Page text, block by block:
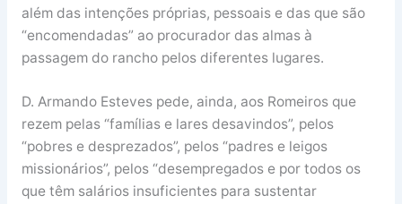
além das intenções próprias, pessoais e das que são
“encomendadas” ao procurador das almas à
passagem do rancho pelos diferentes lugares.
D. Armando Esteves pede, ainda, aos Romeiros que
rezem pelas “famílias e lares desavindos”, pelos
“pobres e desprezados”, pelos “padres e leigos
missionários”, pelos “desempregados e por todos os
que têm salários insuficientes para sustentar